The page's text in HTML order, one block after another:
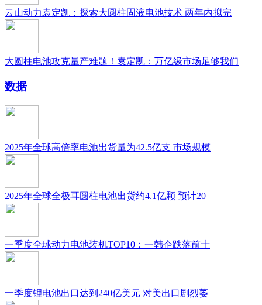
云山动力袁定凯：探索大圆柱固液电池技术 两年内拟完
大圆柱电池攻克量产难题！袁定凯：万亿级市场足够我们
数据
2025年全球高倍率电池出货量为42.5亿支 市场规模
2025年全球全极耳圆柱电池出货约4.1亿颗 预计20
一季度全球动力电池装机TOP10：一韩企跌落前十
一季度锂电池出口达到240亿美元 对美出口剧烈萎